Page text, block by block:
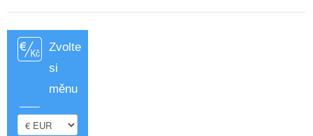
Zvolte
si
měnu